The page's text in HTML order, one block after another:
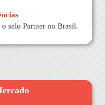
selo Partner no Brasil.